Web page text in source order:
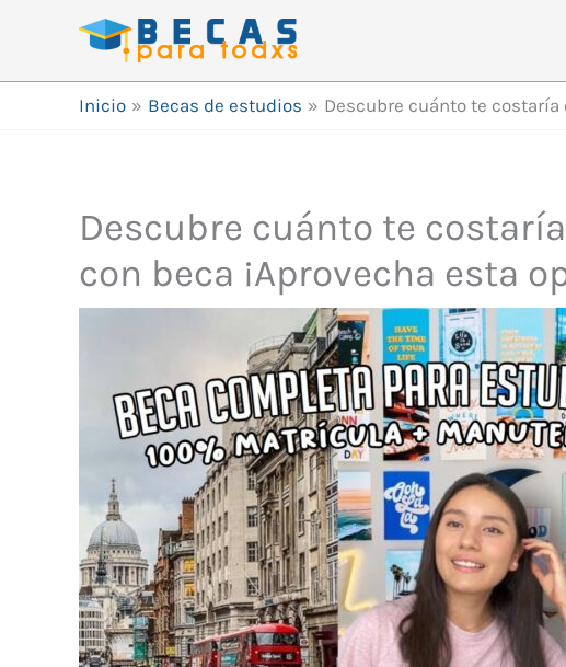
Inicio Becas de estudios Descubre cuánto te
Descubre cuánto te
con beca ¡Aprovecha esta